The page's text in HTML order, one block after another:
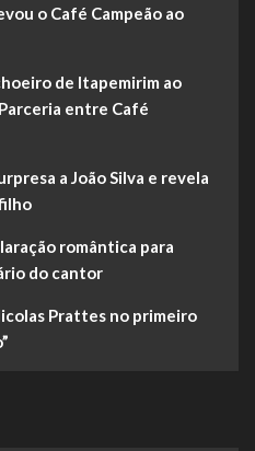
o Café Campeão ao
de Itapemirim ao
entre Café
a João Silva e revela
romântica para
do cantor
Prattes no primeiro